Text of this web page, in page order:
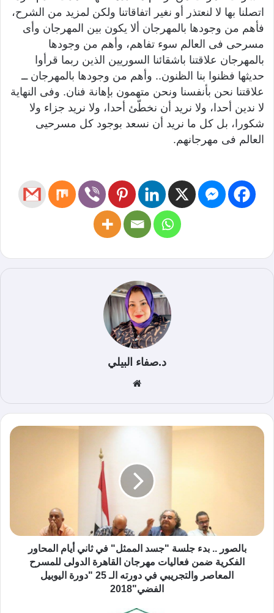
اتصلنا بها لا لنعتذر أو نغير اتفاقاتنا ولكن لمزيد من الشرح،
فأهم من وجودها بالمهرجان ألا يكون بين المهرجان وأى
مسرحى فى العالم سوء تفاهم، وأهم من وجودها
بالمهرجان علاقتنا باشقائنا السوريين الذين ربما قرأوا
حديثها فظنوا بنا الظنون.. وأهم من وجودها بالمهرجان ــ
علاقتنا نحن بأنفسنا ونحن متهمون بإهانة فنان. وفى النهاية
لا ندين أحدا، ولا نريد أن نخطّئ أحدا، ولا نريد جزاء ولا
شكورا، بل كل ما نريد أن نسعد بوجود كل مسرحيى
العالم فى مهرجانهم.
د.صفاء البيلي
الوي
ب
بالصور .. بدء جلسة "جسد الممثل" في ثاني أيام المحاور
الفكرية ضمن فعاليات مهرجان القاهرة الدولى للمسرح
المعاصر والتجريبي في دورته الـ 25 "دورة اليوبيل
الفضي"2018